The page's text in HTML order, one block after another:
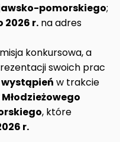
pomorskiego;
2026 r. na adres
konkursowa, a
swoich prac
w trakcie
, które
r.